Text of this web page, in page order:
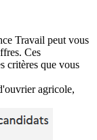
Travail peut vous
Ces
critères que vous
agricole,